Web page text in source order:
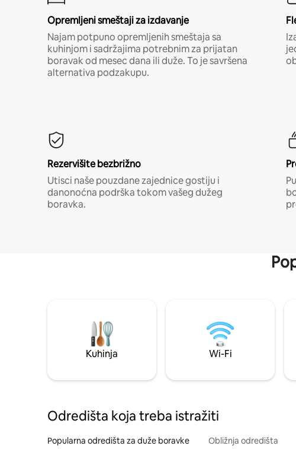
Opremljeni smeštaji za izdavanje
Najam potpuno opremljenih smeštaja sa
kuhinjom i sadržajima potrebnim za prijatan
boravak od mesec dana ili duže. To je savršena
alternativa podzakupu.
Rezervišite bezbrižno
Utisci naše pouzdane zajednice gostiju i
danonoćna podrška tokom vašeg dužeg
boravka.
Kuhinja Wi-Fi
Odredišta koja treba istražiti
Popularna odredišta za duže boravke Obližnja odredišta